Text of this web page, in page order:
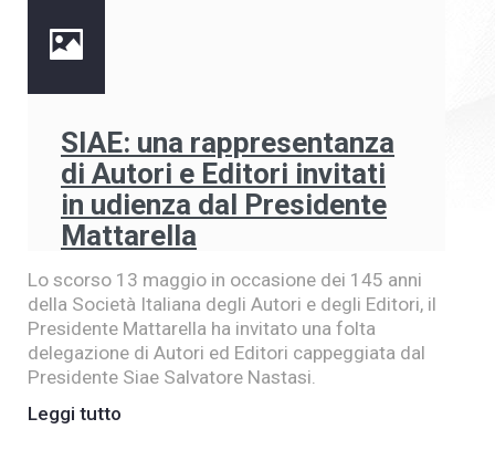
SIAE: una rappresentanza
di Autori e Editori invitati
in udienza dal Presidente
Mattarella
Lo scorso 13 maggio in occasione dei 145 anni
della Società Italiana degli Autori e degli Editori, il
Presidente Mattarella ha invitato una folta
delegazione di Autori ed Editori cappeggiata dal
Presidente Siae Salvatore Nastasi.
Leggi tutto